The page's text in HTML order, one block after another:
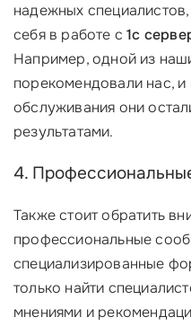
надежных
себя в работе с1с
Например, одной из
порекомендовали нас,
обслуживания они
результатами.
4.
Также стоит обратить
профессиональные
специализированные
только найти
мнениями и